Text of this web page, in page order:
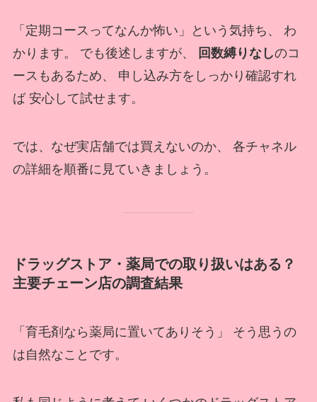
「定期コースってなんか怖い」という気持ち、 わ
かります。 でも後述しますが、
回数縛りなしのコ
ースもあるため、 申し込み方をしっかり確認すれ
ば 安心して試せます。
では、なぜ実店舗では買えないのか、 各チャネル
の詳細を順番に見ていきましょう。
ドラッグストア・薬局での取り扱いはある？
主要チェーン店の調査結果
「育毛剤なら薬局に置いてありそう」 そう思うの
は自然なことです。